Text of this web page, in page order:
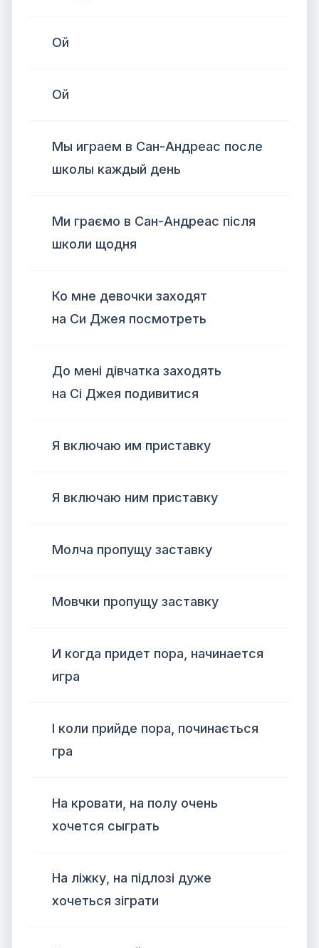
Ой
Ой
Мы играем в Сан-Андреас после
школы каждый день
Ми граємо в Сан-Андреас після
школи щодня
Ко мне девочки заходят
на Си Джея посмотреть
До мені дівчатка заходять
на Сі Джея подивитися
Я включаю им приставку
Я включаю ним приставку
Молча пропущу заставку
Мовчки пропущу заставку
И когда придет пора, начинается
игра
І коли прийде пора, починається
гра
На кровати, на полу очень
хочется сыграть
На ліжку, на підлозі дуже
хочеться зіграти